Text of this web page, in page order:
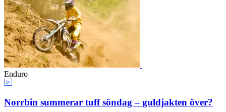
Enduro
Norrbin summerar tuff söndag – guldjakten över?